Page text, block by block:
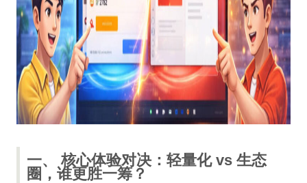
一、 核心体验对决：轻量化 vs 生态
圈，谁更胜一筹？